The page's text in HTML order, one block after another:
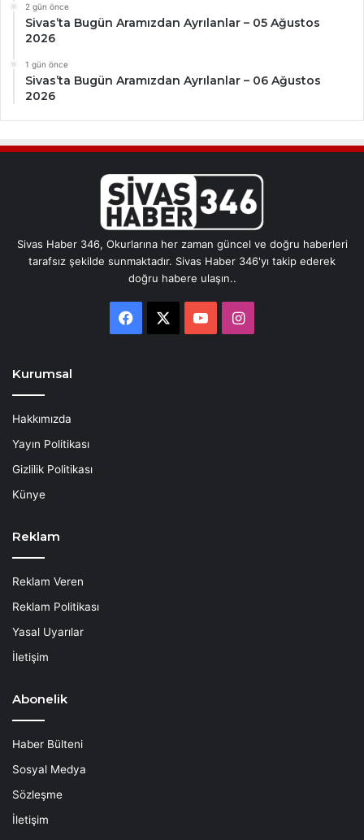
2 gün önce
Sivas’ta Bugün Aramızdan Ayrılanlar – 05 Ağustos
2026
1 gün önce
Sivas’ta Bugün Aramızdan Ayrılanlar – 06 Ağustos
2026
Sivas Haber 346, Okurlarına her zaman güncel ve doğru haberleri
tarafsız şekilde sunmaktadır. Sivas Haber 346'yı takip ederek
doğru habere ulaşın..
Facebook YouTubeInstagram
Kurumsal
Hakkımızda
Yayın Politikası
Gizlilik Politikası
Künye
Reklam
Reklam Veren
Reklam Politikası
Yasal Uyarılar
İletişim
Abonelik
Haber Bülteni
Sosyal Medya
Sözleşme
İletişim